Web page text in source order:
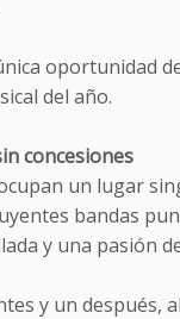
oportunidad
del año.
concesiones
un lugar
bandas
y una pasión
y un después,